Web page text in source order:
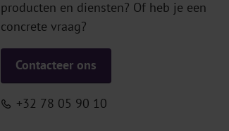
producten en diensten? Of heb je een
concrete vraag?
Contacteer ons
+32 78 05 90 10